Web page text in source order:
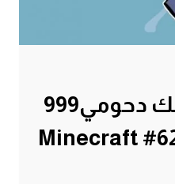
ماين كرافت : بنك دحومي999
الفرنسي #62 | 62# Minecraft